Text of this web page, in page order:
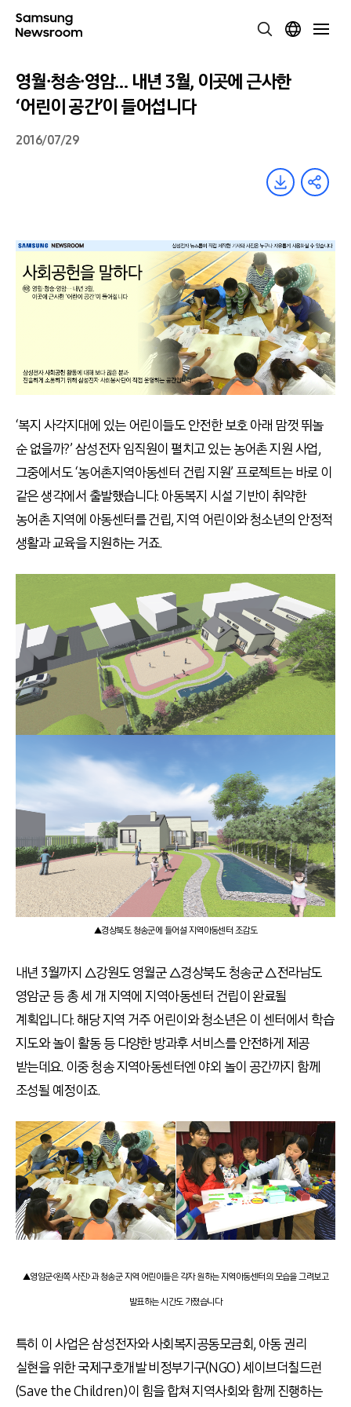
영월∙청송∙영암… 내년 3월, 이곳에 근사한
‘어린이 공간’이 들어섭니다
2016/07/29
‘복지 사각지대에 있는 어린이들도 안전한 보호 아래 맘껏 뛰놀
순 없을까?’ 삼성전자 임직원이 펼치고 있는 농어촌 지원 사업,
그중에서도 ‘농어촌지역아동센터 건립 지원’ 프로젝트는 바로 이
같은 생각에서 출발했습니다. 아동복지 시설 기반이 취약한
농어촌 지역에 아동센터를 건립, 지역 어린이와 청소년의 안정적
생활과 교육을 지원하는 거죠.
▲경상북도 청송군에 들어설 지역아동센터 조감도
내년 3월까지 △강원도 영월군 △경상북도 청송군 △전라남도
영암군 등 총 세 개 지역에 지역아동센터 건립이 완료될
계획입니다. 해당 지역 거주 어린이와 청소년은 이 센터에서 학습
지도와 놀이 활동 등 다양한 방과후 서비스를 안전하게 제공
받는데요. 이중 청송 지역아동센터엔 야외 놀이 공간까지 함께
조성될 예정이죠.
▲영암군<왼쪽 사진>과 청송군 지역 어린이들은 각자 원하는 지역아동센터의 모습을 그려보고
발표하는 시간도 가졌습니다
특히 이 사업은 삼성전자와 사회복지공동모금회, 아동 권리
실현을 위한 국제구호개발 비정부기구(NGO) 세이브더칠드런
(Save the Children)이 힘을 합쳐 지역사회와 함께 진행하는